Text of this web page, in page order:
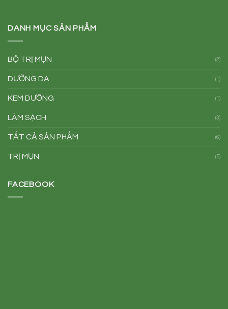
DANH MỤC SẢN PHẨM
BỘ TRỊ MỤN (2)
DƯỠNG DA (1)
KEM DƯỠNG (1)
LÀM SẠCH (3)
TẤT CẢ SẢN PHẨM (6)
TRỊ MỤN (5)
FACEBOOK